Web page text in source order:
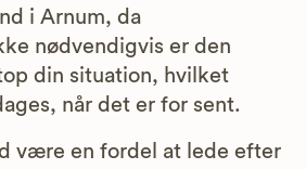
i Arnum, da
nødvendigvis er den
din situation, hvilket
når det er for sent.
være en fordel at lede efter